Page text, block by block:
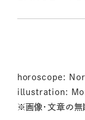
horoscope:
illustration:
※画像・文章の無